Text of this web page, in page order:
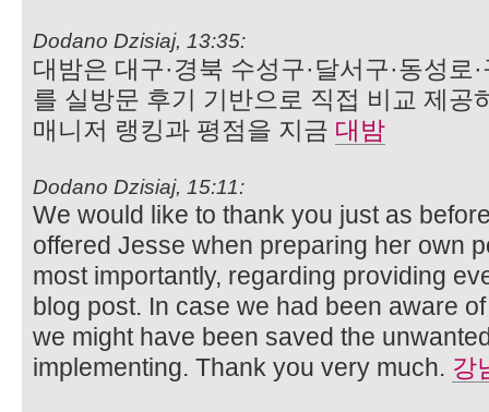
Dodano Dzisiaj, 13:35:
대밤은 대구·경북 수성구·달서구·동성로
를 실방문 후기 기반으로 직접 비교 제공
매니저 랭킹과 평점을 지금 대밤
Dodano Dzisiaj, 15:11:
We would like to thank you just as
offered Jesse when preparing her own
most importantly, regarding providing
blog post. In case we had been aware
we might have been saved the
implementing. Thank you very much. 강